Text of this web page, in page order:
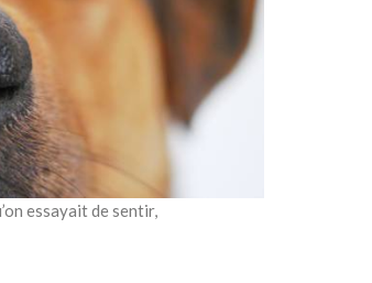
essayait de sentir,